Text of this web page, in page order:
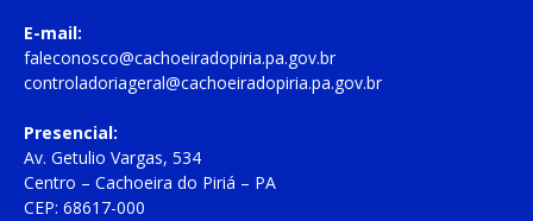
E-mail:
faleconosco@cachoeiradopiria.pa.gov.br
controladoriageral@cachoeiradopiria.pa.gov.br
Presencial:
Av. Getulio Vargas, 534
Centro – Cachoeira do Piriá – PA
CEP: 68617-000